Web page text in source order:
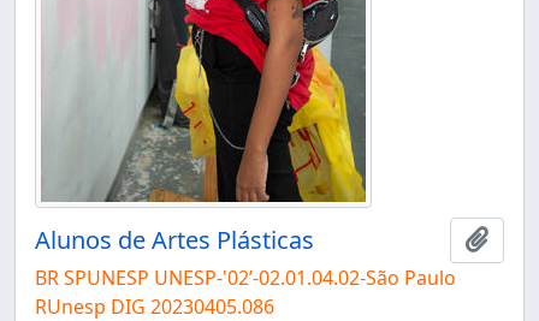
Alunos de Artes Plásticas
BR SPUNESP UNESP-'02’-02.01.04.02-São Paulo
RUnesp DIG 20230405.086